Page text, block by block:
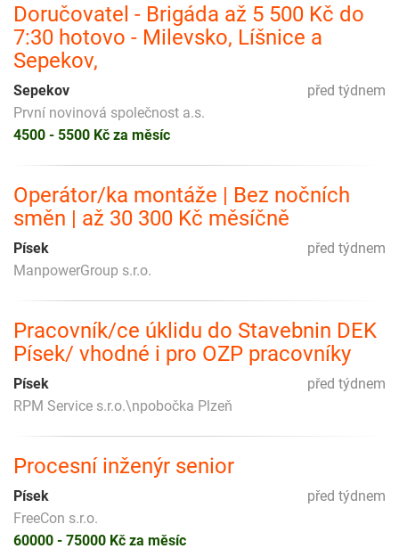
Doručovatel - Brigáda až 5 500 Kč do
7:30 hotovo - Milevsko, Líšnice a
Sepekov,
před týdnem
Sepekov
První novinová společnost a.s.
4500 - 5500 Kč za měsíc
Operátor/ka montáže | Bez nočních
směn | až 30 300 Kč měsíčně
před týdnem
Písek
ManpowerGroup s.r.o.
Pracovník/ce úklidu do Stavebnin DEK
Písek/ vhodné i pro OZP pracovníky
před týdnem
Písek
RPM Service s.r.o.\npobočka Plzeň
Procesní inženýr senior
před týdnem
Písek
FreeCon s.r.o.
60000 - 75000 Kč za měsíc